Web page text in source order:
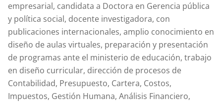
empresarial, candidata a Doctora en Gerencia pública
y política social, docente investigadora, con
publicaciones internacionales, amplio conocimiento en
diseño de aulas virtuales, preparación y presentación
de programas ante el ministerio de educación, trabajo
en diseño curricular, dirección de procesos de
Contabilidad, Presupuesto, Cartera, Costos,
Impuestos, Gestión Humana, Análisis Financiero,